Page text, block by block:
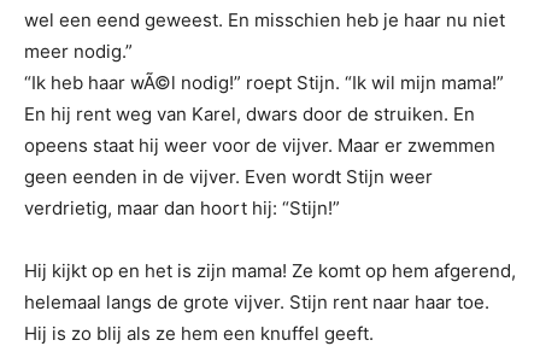
wel een eend geweest. En misschien heb je haar nu niet
meer nodig.”
“Ik heb haar wÃ©l nodig!” roept Stijn. “Ik wil mijn mama!”
En hij rent weg van Karel, dwars door de struiken. En
opeens staat hij weer voor de vijver. Maar er zwemmen
geen eenden in de vijver. Even wordt Stijn weer
verdrietig, maar dan hoort hij: “Stijn!”
Hij kijkt op en het is zijn mama! Ze komt op hem afgerend,
helemaal langs de grote vijver. Stijn rent naar haar toe.
Hij is zo blij als ze hem een knuffel geeft.